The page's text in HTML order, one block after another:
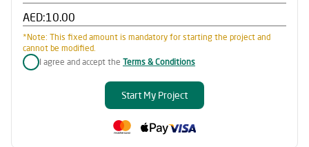
AED:
*Note: This fixed amount is mandatory for starting the project and
cannot be modified.
I agree and accept the Terms & Conditions
Start My Project